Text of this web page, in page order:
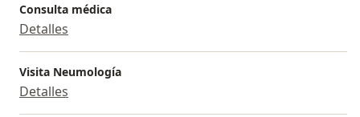
Consulta médica
Detalles
Visita Neumología
Detalles